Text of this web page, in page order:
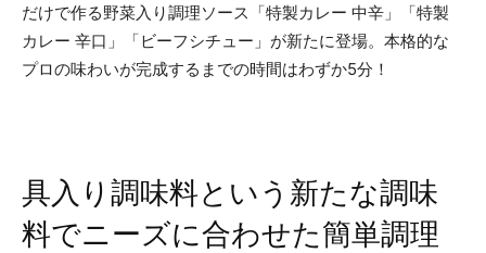
だけで作る野菜入り調理ソース「特製カレー 中辛」「特製
カレー 辛口」「ビーフシチュー」が新たに登場。本格的な
プロの味わいが完成するまでの時間はわずか5分！
具入り調味料という新たな調味
料でニーズに合わせた簡単調理